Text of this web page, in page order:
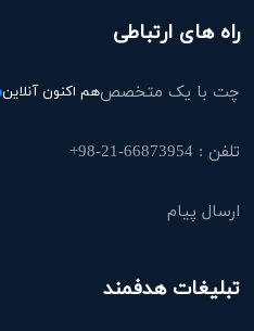
راه های ارتباطی
چت با یک متخصصهم اکنون آنلاین
تلفن : 66873954-21-98+
ارسال پیام
تبلیغات هدفمند